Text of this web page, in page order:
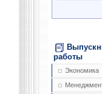
работы
Экономика